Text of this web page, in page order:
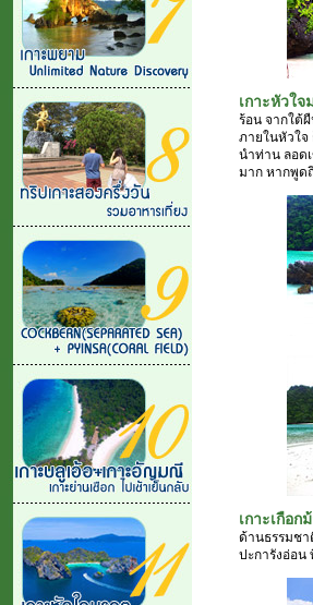
เกาะหัวใจ
ร้อน จากใต้
ภายในหัวใจ
นำท่าน ลอดเ
มาก หากพูด
เกาะเกือก
ด้านธรรมชา
ปะการังอ่อน